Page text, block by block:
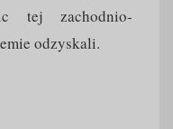
tej zachodnio-
odzyskali.